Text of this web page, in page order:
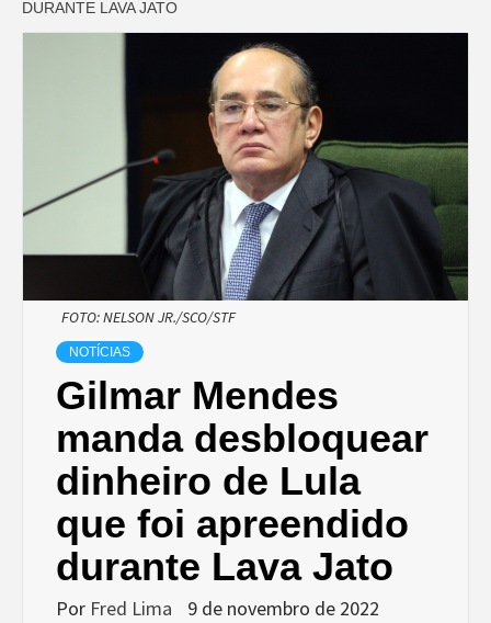
NOTÍCIA
DURANTE LAVA JATO
FOTO: NELSON JR./SCO/STF
NOTÍCIAS
Gilmar Mendes
manda desbloquear
dinheiro de Lula
que foi apreendido
durante Lava Jato
Por Fred Lima 9 de novembro de 2022